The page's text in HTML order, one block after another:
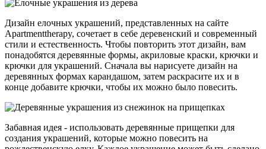
Дизайн елочных украшений, представленных на сайте
Apartmenttherapy, сочетает в себе деревенский и современный
стили и естественность. Чтобы повторить этот дизайн, вам
понадобятся деревянные формы, акриловые краски, крючки и
крючки для украшений. Сначала вы нарисуете дизайн на
деревянных формах карандашом, затем раскрасите их и в
конце добавите крючки, чтобы их можно было повесить.
Забавная идея - использовать деревянные прищепки для
создания украшений, которые можно повесить на